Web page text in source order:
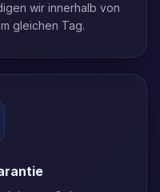
wir innerhalb von
gleichen Tag.